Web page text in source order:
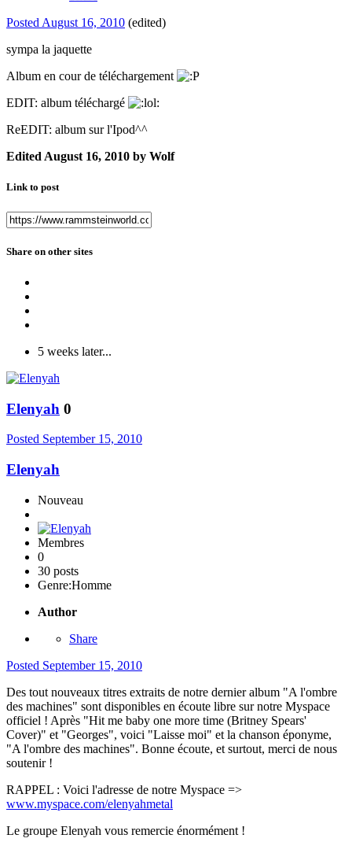
Posted August 16, 2010 (edited)
sympa la jaquette
Album en cour de téléchargement
EDIT: album téléchargé
ReEDIT: album sur l'Ipod^^
Edited August 16, 2010 by Wolf
Link to post
Share on other sites
5 weeks later...
Elenyah 0
Posted September 15, 2010
Elenyah
Nouveau
Membres
0
30 posts
Genre:Homme
Author
Share
Posted September 15, 2010
Des tout nouveaux titres extraits de notre dernier album "A l'ombre
des machines" sont disponibles en écoute libre sur notre Myspace
officiel ! Après "Hit me baby one more time (Britney Spears'
Cover)" et "Georges", voici "Laisse moi" et la chanson éponyme,
"A l'ombre des machines". Bonne écoute, et surtout, merci de nous
soutenir !
RAPPEL : Voici l'adresse de notre Myspace =>
www.myspace.com/elenyahmetal
Le groupe Elenyah vous remercie énormément !